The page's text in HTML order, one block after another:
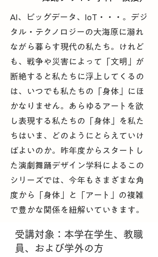
AI、ビッグデータ、IoT・・・。デジ
タル・テクノロジーの大海原に溺れ
ながら暮らす現代の私たち。けれど
も、戦争や災害によって「文明」が
断絶すると私たちに浮上してくるの
は、いつでも私たちの「身体」にほ
かなりません。あらゆるアートを欲
し表現する私たちの「身体」を私た
ちはいま、どのようにとらえていけ
ばよいのか。昨年度からスタートし
た演劇舞踊デザイン学科によるこの
シリーズでは、今年もさまざまな角
度から「身体」と「アート」の複雑
で豊かな関係を紐解いていきます。
受講対象：本学在学生、教職
員、および学外の方